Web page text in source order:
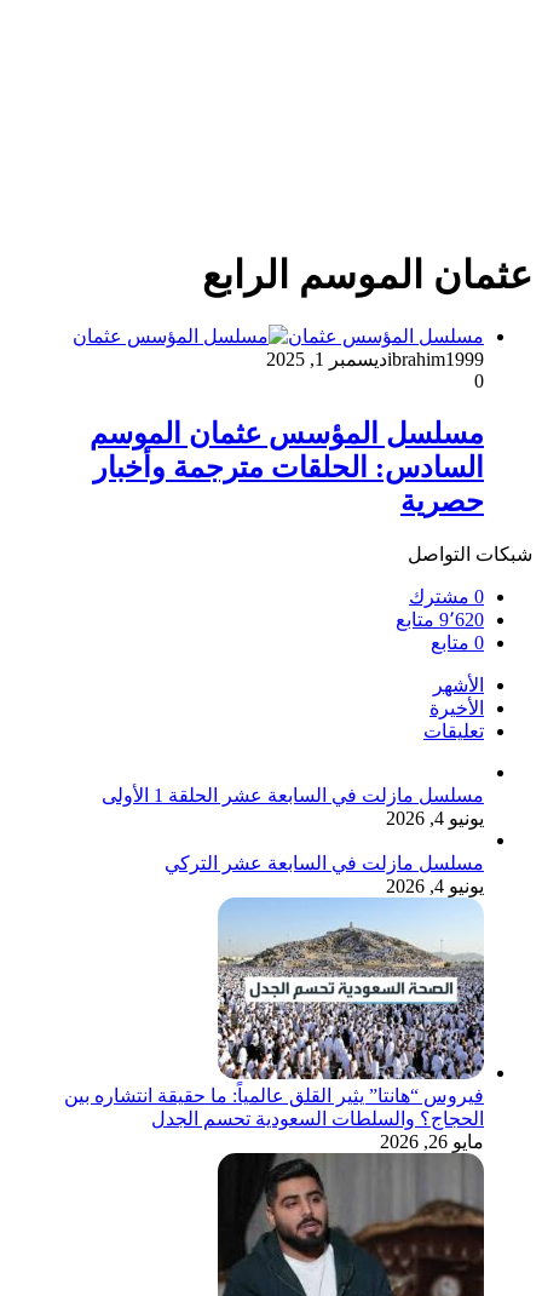
عثمان الموسم الرابع
مسلسل المؤسس عثمان
ibrahim1999ديسمبر 1, 2025
0
مسلسل المؤسس عثمان الموسم
السادس: الحلقات مترجمة وأخبار
حصرية
شبكات التواصل
0 مشترك
9٬620 متابع
0 متابع
الأشهر
الأخيرة
تعليقات
مسلسل مازلت في السابعة عشر الحلقة 1 الأولى
يونيو 4, 2026
مسلسل مازلت في السابعة عشر التركي
يونيو 4, 2026
فيروس “هانتا” يثير القلق عالمياً: ما حقيقة انتشاره بين
الحجاج؟ والسلطات السعودية تحسم الجدل
مايو 26, 2026